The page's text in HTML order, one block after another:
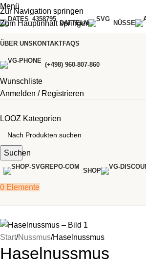
Zur Navigation springen
Zum Hauptinhalt springen
Menü
DATTELN NÜSSE
ÜBER UNS KONTAKTFAQS
(+498) 960-807-860
Wunschliste
Anmelden / Registrieren
LOOZ Kategorien
Suchen
SHOP
0 Elemente
Start Nussmus Haselnussmus
Haselnussmus